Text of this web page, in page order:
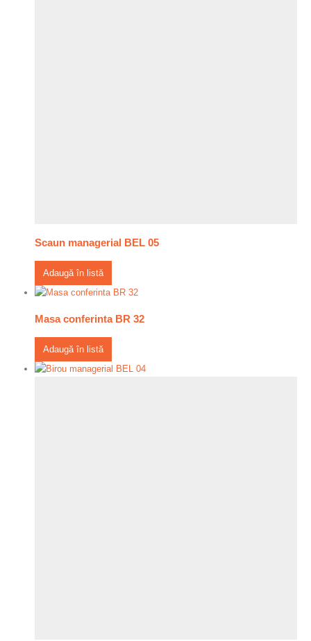
Scaun managerial BEL 05
Adaugă în listă
Masa conferinta BR 32
Adaugă în listă